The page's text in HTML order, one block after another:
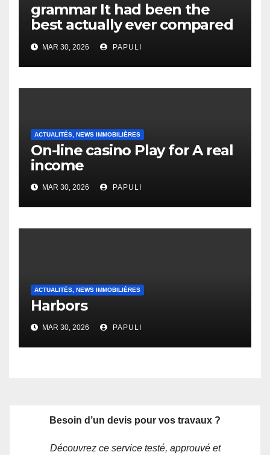
grammar It had been the
best actually ever compared
to it’s the top actually?
English Vocabulary Learners
Heap Change
MAR 30, 2026 PAPULI
ACTUALITÉS, NEWS IMMOBILIÈRES
On-line casino Play for A real
income
MAR 30, 2026 PAPULI
ACTUALITÉS, NEWS IMMOBILIÈRES
Harbors
MAR 30, 2026 PAPULI
Besoin d’un devis pour vos travaux ?
Découvrez ce service testé, approuvé et